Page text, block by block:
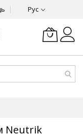
Рус
Neutrik